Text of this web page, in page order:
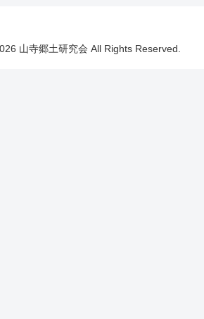
山寺郷土研究会 All Rights Reserved.